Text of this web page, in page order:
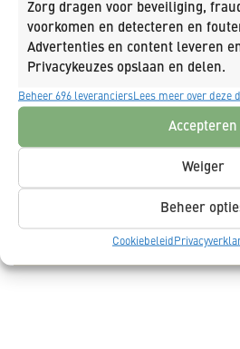
Zorg dragen voor beveiliging,
voorkomen en detecteren en
Advertenties en content leveren
Privacykeuzes opslaan en delen.
Beheer 696 leveranciersLees meer over deze
Accepteren
Weiger
Beheer
Cookiebeleid
Ja, schrijf mij in op de nieuwsbrief
gegevens opslaat en verwerkt.